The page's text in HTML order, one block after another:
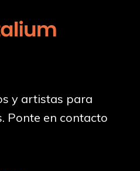
y artistas para
Ponte en contacto